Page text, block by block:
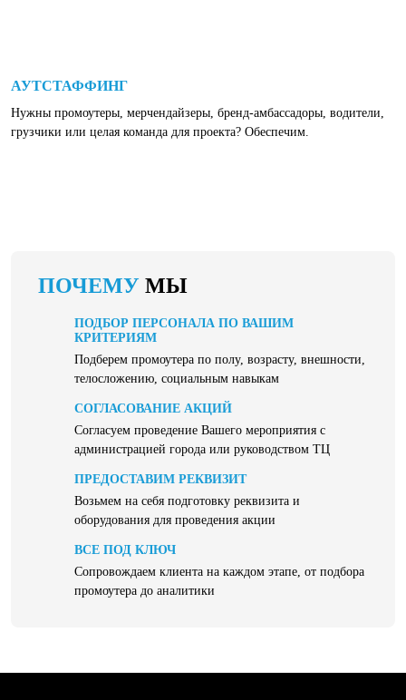
АУТСТАФФИНГ
Нужны промоутеры, мерчендайзеры, бренд-амбассадоры, водители,
грузчики или целая команда для проекта? Обеспечим.
ПОЧЕМУ МЫ
ПОДБОР ПЕРСОНАЛА ПО ВАШИМ
КРИТЕРИЯМ
Подберем промоутера по полу, возрасту, внешности,
телосложению, социальным навыкам
СОГЛАСОВАНИЕ АКЦИЙ
Согласуем проведение Вашего мероприятия с
администрацией города или руководством ТЦ
ПРЕДОСТАВИМ РЕКВИЗИТ
Возьмем на себя подготовку реквизита и
оборудования для проведения акции
ВСЕ ПОД КЛЮЧ
Сопровождаем клиента на каждом этапе, от подбора
промоутера до аналитики